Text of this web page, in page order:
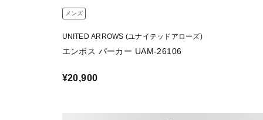
メンズ
UNITED ARROWS (ユナイテッドアローズ)
エンボス パーカー UAM-26106
¥20,900